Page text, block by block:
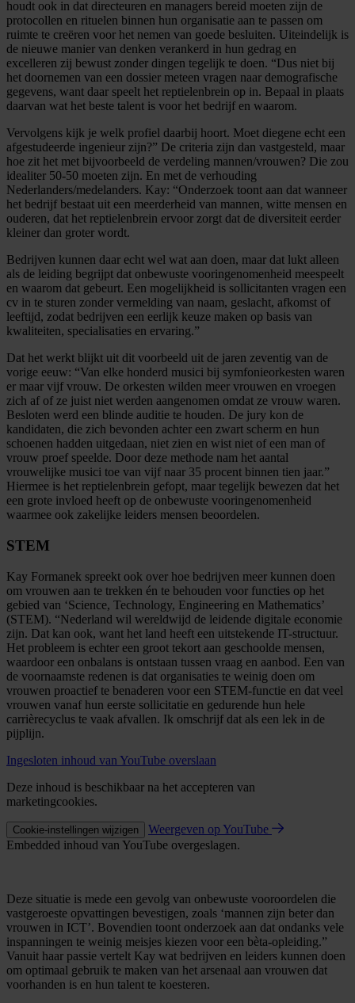
houdt ook in dat directeuren en managers bereid moeten zijn de
protocollen en rituelen binnen hun organisatie aan te passen om
ruimte te creëren voor het nemen van goede besluiten. Uiteindelijk is
de nieuwe manier van denken verankerd in hun gedrag en
excelleren zij bewust zonder dingen tegelijk te doen. “Dus niet bij
het doornemen van een dossier meteen vragen naar demografische
gegevens, want daar speelt het reptielenbrein op in. Bepaal in plaats
daarvan wat het beste talent is voor het bedrijf en waarom.
Vervolgens kijk je welk profiel daarbij hoort. Moet diegene echt een
afgestudeerde ingenieur zijn?” De criteria zijn dan vastgesteld, maar
hoe zit het met bijvoorbeeld de verdeling mannen/vrouwen? Die zou
idealiter 50-50 moeten zijn. En met de verhouding
Nederlanders/medelanders. Kay: “Onderzoek toont aan dat wanneer
het bedrijf bestaat uit een meerderheid van mannen, witte mensen en
ouderen, dat het reptielenbrein ervoor zorgt dat de diversiteit eerder
kleiner dan groter wordt.
Bedrijven kunnen daar echt wel wat aan doen, maar dat lukt alleen
als de leiding begrijpt dat onbewuste vooringenomenheid meespeelt
en waarom dat gebeurt. Een mogelijkheid is sollicitanten vragen een
cv in te sturen zonder vermelding van naam, geslacht, afkomst of
leeftijd, zodat bedrijven een eerlijk keuze maken op basis van
kwaliteiten, specialisaties en ervaring.”
Dat het werkt blijkt uit dit voorbeeld uit de jaren zeventig van de
vorige eeuw: “Van elke honderd musici bij symfonieorkesten waren
er maar vijf vrouw. De orkesten wilden meer vrouwen en vroegen
zich af of ze juist niet werden aangenomen omdat ze vrouw waren.
Besloten werd een blinde auditie te houden. De jury kon de
kandidaten, die zich bevonden achter een zwart scherm en hun
schoenen hadden uitgedaan, niet zien en wist niet of een man of
vrouw proef speelde. Door deze methode nam het aantal
vrouwelijke musici toe van vijf naar 35 procent binnen tien jaar.”
Hiermee is het reptielenbrein gefopt, maar tegelijk bewezen dat het
een grote invloed heeft op de onbewuste vooringenomenheid
waarmee ook zakelijke leiders mensen beoordelen.
STEM
Kay Formanek spreekt ook over hoe bedrijven meer kunnen doen
om vrouwen aan te trekken én te behouden voor functies op het
gebied van ‘Science, Technology, Engineering en Mathematics’
(STEM). “Nederland wil wereldwijd de leidende digitale economie
zijn. Dat kan ook, want het land heeft een uitstekende IT-structuur.
Het probleem is echter een groot tekort aan geschoolde mensen,
waardoor een onbalans is ontstaan tussen vraag en aanbod. Een van
de voornaamste redenen is dat organisaties te weinig doen om
vrouwen proactief te benaderen voor een STEM-functie en dat veel
vrouwen vanaf hun eerste sollicitatie en gedurende hun hele
carrièrecyclus te vaak afvallen. Ik omschrijf dat als een lek in de
pijplijn.
Ingesloten inhoud van YouTube overslaan
Deze inhoud is beschikbaar na het accepteren van
marketingcookies.
Cookie-instellingen wijzigen
Weergeven op YouTube
Embedded inhoud van YouTube overgeslagen.
Deze situatie is mede een gevolg van onbewuste vooroordelen die
vastgeroeste opvattingen bevestigen, zoals ‘mannen zijn beter dan
vrouwen in ICT’. Bovendien toont onderzoek aan dat ondanks vele
inspanningen te weinig meisjes kiezen voor een bèta-opleiding.”
Vanuit haar passie vertelt Kay wat bedrijven en leiders kunnen doen
om optimaal gebruik te maken van het arsenaal aan vrouwen dat
voorhanden is en hun talent te koesteren.